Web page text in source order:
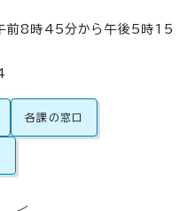
前8時45分から午後5時15
各課の窓口